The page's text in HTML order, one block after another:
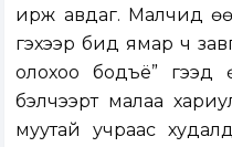
ирж авдаг. Малчид
гэхээр бид ямар ч
олохоо бодъё” гээд
бэлчээрт малаа
муутай учраас